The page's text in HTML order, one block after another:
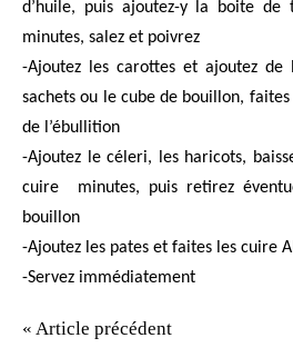
d’huile, puis ajoutez-y la boite de
minutes, salez et poivrez
-Ajoutez les carottes et ajoutez de
sachets ou le cube de bouillon,
de l’ébullition
-Ajoutez le céleri, les haricots,
cuire
minutes, puis retirez
bouillon
-Ajoutez les pates et faites les cuire
-Servez immédiatement
« Article précédent